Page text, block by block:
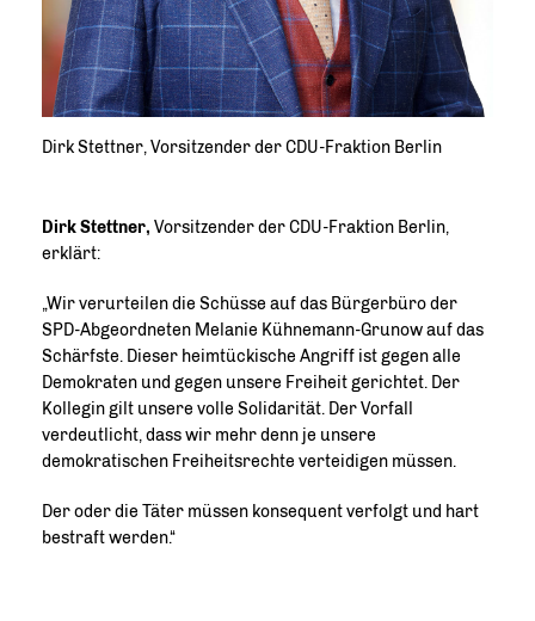
Dirk Stettner, Vorsitzender der CDU-Fraktion Berlin
Dirk Stettner, Vorsitzender der CDU-Fraktion Berlin,
erklärt:
Wir verurteilen die Schüsse auf das Bürgerbüro der
SPD-Abgeordneten Melanie Kühnemann-Grunow auf das
Schärfste. Dieser heimtückische Angriff ist gegen alle
Demokraten und gegen unsere Freiheit gerichtet. Der
Kollegin gilt unsere volle Solidarität. Der Vorfall
verdeutlicht, dass wir mehr denn je unsere
demokratischen Freiheitsrechte verteidigen müssen.
Der oder die Täter müssen konsequent verfolgt und hart
bestraft werden.“